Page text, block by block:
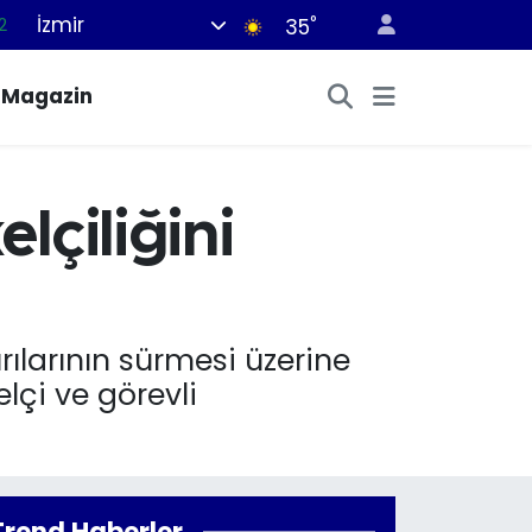
İzmir 35°
Magazin
sürmesi üzerine
ve görevli